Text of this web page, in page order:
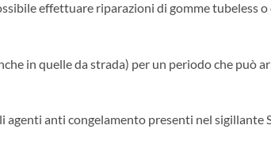
effettuare riparazioni di gomme tubeless
in quelle da strada) per un periodo che può
anti congelamento presenti nel sigillante